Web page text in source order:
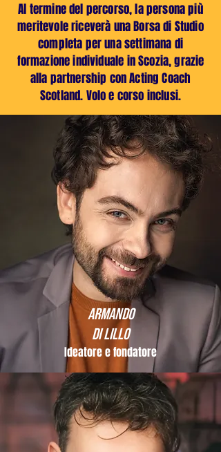
Al termine del percorso, la persona più
meritevole riceverà una Borsa di Studio
completa per una settimana di
formazione individuale in Scozia, grazie
alla partnership con Acting Coach
Scotland. Volo e corso inclusi.
Armando
Di Lillo
Ideatore e fondatore